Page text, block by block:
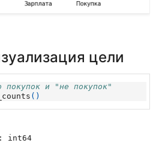
цели
покупок и "не покупок"
()
int64